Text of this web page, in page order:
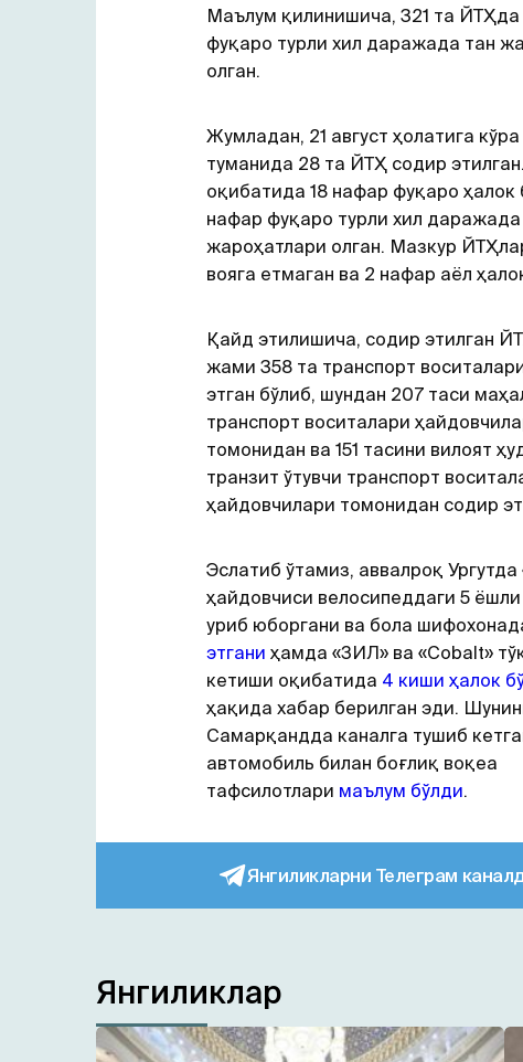
Маълум қилинишича, 321 та
фуқаро турли хил даражада тан
олган.
Жумладан, 21 август ҳолатига кўра
туманида 28 та ЙТҲ содир
оқибатида 18 нафар фуқаро ҳалок
нафар фуқаро турли хил даражада
жароҳатлари олган. Мазкур
вояга етмаган ва 2 нафар аёл
Қайд этилишича, содир этилган
жами 358 та транспорт
этган бўлиб, шундан 207 таси
транспорт воситалари
томонидан ва 151 тасини вилоят
транзит ўтувчи транспорт
ҳайдовчилари томонидан содир
Эслатиб ўтамиз, аввалроқ
ҳайдовчиси велосипеддаги 5
уриб юборгани ва бола
этгани ҳамда «ЗИЛ» ва «Cobalt»
кетиши оқибатида 4 киши ҳалок
ҳақида хабар берилган эди.
Самарқандда каналга тушиб
автомобиль билан боғлиқ воқеа
тафсилотлари маълум бўлди.
Янгиликларни Телеграм
Янгиликлар